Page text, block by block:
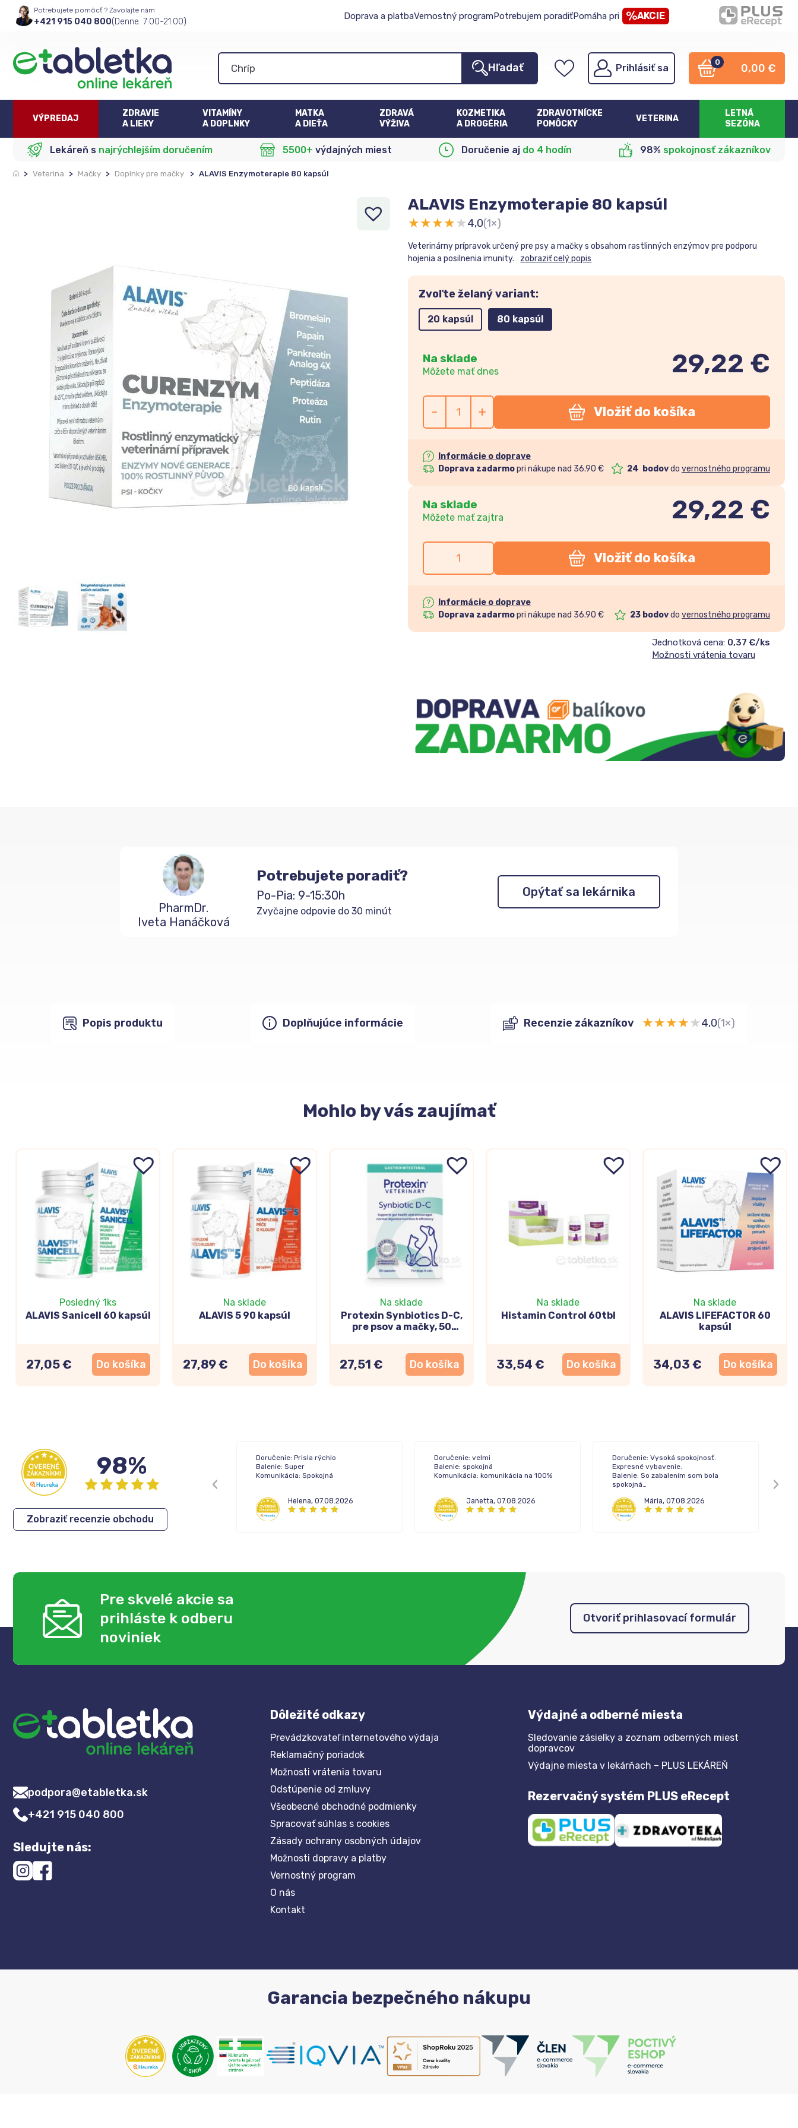
Potrebujete pomôcť ? Zavolajte nám
+421 915 040 800(Denne: 7:00-21:00)
Doprava a platbaVernostný programPotrebujem poradiťPomáha pri AKCIE
Hľadať Prihlásiť sa
0 0,00 €
VÝPREDAJ
ZDRAVIE
A LIEKY
VITAMÍNY
A DOPLNKY
MATKA
A DIEŤA
ZDRAVÁ
VÝŽIVA
KOZMETIKA
A DROGÉRIA
ZDRAVOTNÍCKE
POMÔCKY
VETERINA
LETNÁ
SEZÓNA
Lekáreň s najrýchlejším doručením 5500+ výdajných miest Doručenie aj do 4 hodín 98% spokojnosť zákazníkov
> Veterina > Mačky > Doplnky pre mačky > ALAVIS Enzymoterapie 80 kapsúl
ALAVIS Enzymoterapie 80 kapsúl
★★★★★4,0(1×)
Veterinárny prípravok určený pre psy a mačky s obsahom rastlinných enzýmov pre podporu
hojenia a posilnenia imunity.
zobraziť celý popis
Zvoľte želaný variant:
20 kapsúl 80 kapsúl
Na sklade
Môžete mať dnes 29,22 €
- + Vložiť do košíka
Informácie o doprave
Doprava zadarmopri nákupe nad 36.90 € 24 bodovdo vernostného programu
Na sklade
Môžete mať zajtra 29,22 €
Vložiť do košíka
Informácie o doprave
Doprava zadarmopri nákupe nad 36.90 € 23 bodovdo vernostného programu
Jednotková cena: 0,37 €/ks
Možnosti vrátenia tovaru
PharmDr.
Iveta Hanáčková
Potrebujete poradiť?
Po-Pia: 9-15:30h
Zvyčajne odpovie do 30 minút
Opýtať sa lekárnika
Popis produktu Doplňujúce informácie Recenzie zákazníkov ★★★★★4,0(1×)
Mohlo by vás zaujímať
Posledný 1ks
ALAVIS Sanicell 60 kapsúl
27,05 € Do košíka
Na sklade
ALAVIS 5 90 kapsúl
27,89 € Do košíka
Na sklade
Protexin Synbiotics D-C,
pre psov a mačky, 50
27,51 € Do košíka
Na sklade
Histamin Control 60tbl
33,54 € Do košíka
Na sklade
ALAVIS LIFEFACTOR 60
kapsúl
34,03 € Do košíka
98%
Zobraziť recenzie obchodu
Doručenie: Objednávka prišla podľa
Balenie: Všetko bolo vporiadku
Komunikácia: Ok
Doručenie: Prisla rýchlo
Balenie: Super
Komunikácia: Spokojná
Helena, 07.08.2026
Doručenie: velmi
Balenie: spokojná
Komunikácia: komunikácia na 100%
Janetta, 07.08.2026
Doručenie: Vysoká spokojnosť.
Expresné vybavenie.
Balenie: So zabalením som bola
spokojná
som nekomunikovala s call centrom.
No mám skúsenosť z minula. Vysoká
profesionalita pri vybavovaní.
Mária, 07.08.2026
Pre skvelé akcie sa
prihláste k odberu
noviniek
Otvoriť prihlasovací formulár
podpora@etabletka.sk
+421 915 040 800
Sledujte nás:
Dôležité odkazy
Prevádzkovateľ internetového výdaja
Reklamačný poriadok
Možnosti vrátenia tovaru
Odstúpenie od zmluvy
Všeobecné obchodné podmienky
Spracovať súhlas s cookies
Zásady ochrany osobných údajov
Možnosti dopravy a platby
Vernostný program
O nás
Kontakt
Výdajné a odberné miesta
Sledovanie zásielky a zoznam odberných miest
dopravcov
Výdajne miesta v lekárňach – PLUS LEKÁREŇ
Rezervačný systém PLUS eRecept
Garancia bezpečného nákupu